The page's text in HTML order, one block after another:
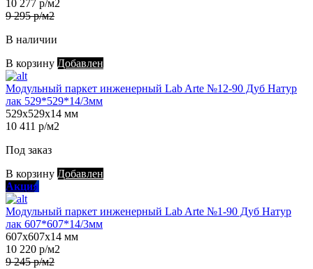
10 277 р/м2
9 295 р/м2
В наличии
В корзину Добавлен
Модульный паркет инженерный Lab Arte №12-90 Дуб Натур
лак 529*529*14/3мм
529х529х14 мм
10 411 р/м2
Под заказ
В корзину Добавлен
Акция
Модульный паркет инженерный Lab Arte №1-90 Дуб Натур
лак 607*607*14/3мм
607х607х14 мм
10 220 р/м2
9 245 р/м2